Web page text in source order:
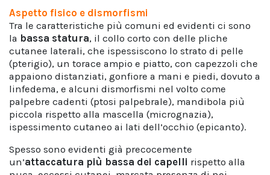
Aspetto fisico e dismorfismi
Tra le caratteristiche più comuni ed evidenti ci sono
la bassa statura, il collo corto con delle pliche
cutanee laterali, che ispessiscono lo strato di pelle
(pterigio), un torace ampio e piatto, con capezzoli che
appaiono distanziati, gonfiore a mani e piedi, dovuto a
linfedema, e alcuni dismorfismi nel volto come
palpebre cadenti (ptosi palpebrale), mandibola più
piccola rispetto alla mascella (micrognazia),
ispessimento cutaneo ai lati dell’occhio (epicanto).
Spesso sono evidenti già precocemente
un’attaccatura più bassa dei capelli rispetto alla